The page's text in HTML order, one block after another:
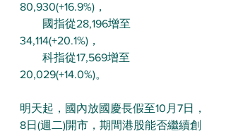
80,930(+16.9%)，
國指從28,196增至
34,114(+20.1%)，
科指從17,569增至
20,029(+14.0%)。
明天起，國內放國慶長假至10月7日，
8日(週二)開市，期間港股能否繼續創